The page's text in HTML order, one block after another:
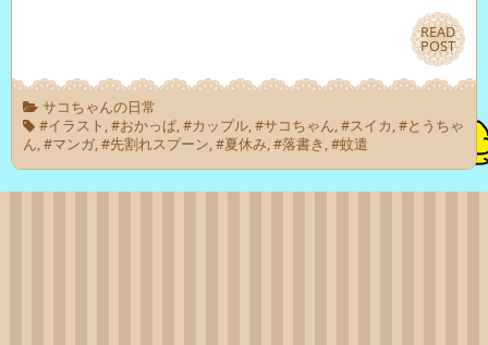
READ
POST
READ
POST
サコちゃんの日常
#イラスト ,#おかっぱ,#カップル,#サコちゃん,#スイカ,#とうちゃ
ん,#マンガ,#先割れスプーン,#夏休み,#落書き ,#蚊遣